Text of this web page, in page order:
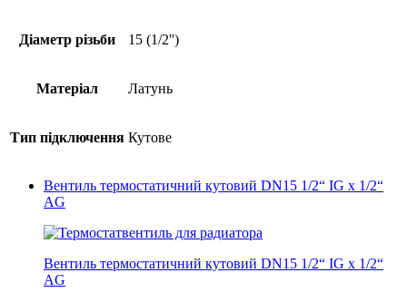
Діаметр різьби 15 (1/2'')
Матеріал Латунь
Тип підключення Кутове
Вентиль термостатичний кутовий DN15 1/2“ IG x 1/2“
AG
Вентиль термостатичний кутовий DN15 1/2“ IG x 1/2“
AG